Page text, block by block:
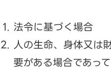
法令に基づく場合
人の生命、身体又は
要がある場合であっ